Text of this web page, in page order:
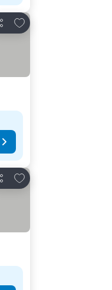
Adicionar aos favoritos
Adicionar aos favoritos